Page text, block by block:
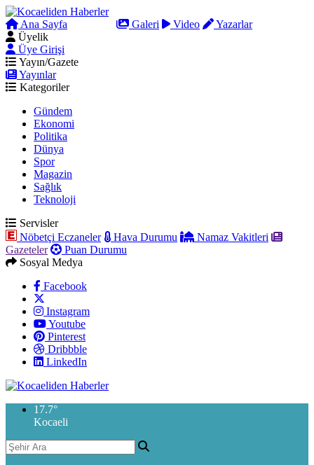
Ana Sayfa Galeri Video
Yazarlar
Üyelik
Üye Girişi
Yayın/Gazete
Yayınlar
Kategoriler
Gündem
Ekonomi
Politika
Dünya
Spor
Magazin
Sağlık
Teknoloji
Servisler
Nöbetçi Eczaneler
Hava Durumu
Namaz Vakitleri
Gazeteler
Puan Durumu
Sosyal Medya
Facebook
Instagram
Youtube
Pinterest
Dribbble
LinkedIn
17.7°
Kocaeli